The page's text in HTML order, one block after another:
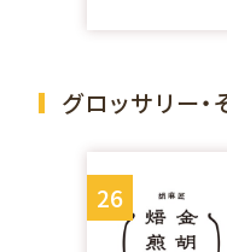
グロッサリー
26